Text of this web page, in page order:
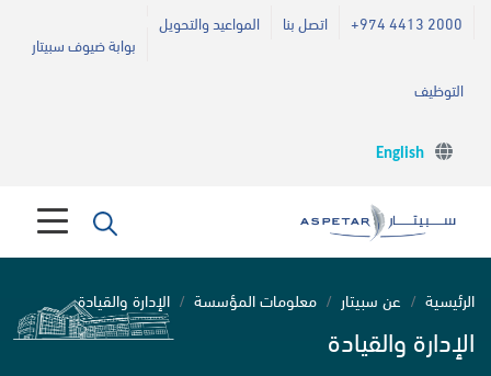
+974 4413 2000 اتصل بنا
المواعيد والتحويل
بوابة ضيوف سبيتار
التوظيف
English
الرئيسية عن سبيتار معلومات المؤسسة الإدارة والقيادة
الإدارة والقيادة